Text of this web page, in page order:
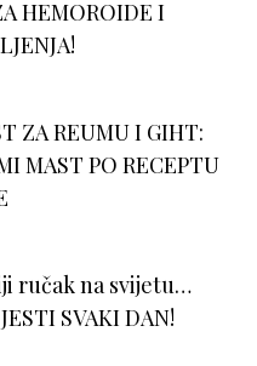
HEMOROIDE I
ZA REUMU I GIHT:
MAST PO RECEPTU
ručak na svijetu…
SVAKI DAN!